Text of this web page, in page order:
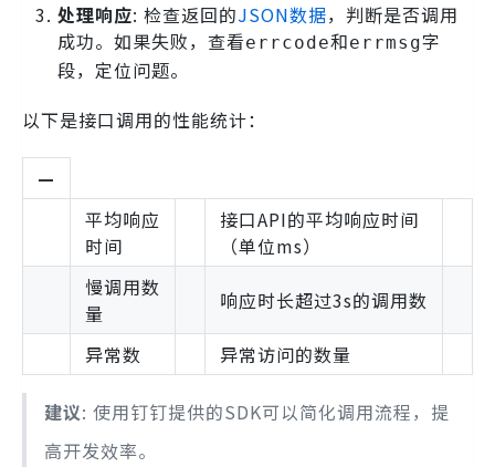
处理响应: 检查返回的JSON数据，判断是否调用
成功。如果失败，查看errcode和errmsg字
段，定位问题。
以下是接口调用的性能统计：
—
平均响应
时间
接口API的平均响应时间
（单位ms）
慢调用数
量
响应时长超过3s的调用数
异常数 异常访问的数量
建议: 使用钉钉提供的SDK可以简化调用流程，提
高开发效率。